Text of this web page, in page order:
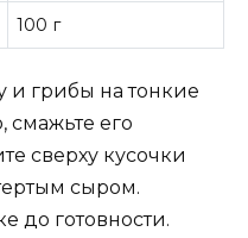
100 г
и грибы на тонкие
смажьте его
сверху кусочки
сыром.
до готовности.